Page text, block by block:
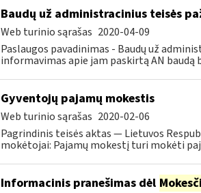
Baudų už administracinius teisės
Web turinio sąrašas 2020-04-09
Paslaugos pavadinimas - Baudų už
informavimas apie jam paskirtą AN baudą
Gyventojų pajamų mokestis
Web turinio sąrašas 2020-02-06
Pagrindinis teisės aktas — Lietuvos
mokėtojai: Pajamų mokestį turi mokėti
Informacinis pranešimas dėl